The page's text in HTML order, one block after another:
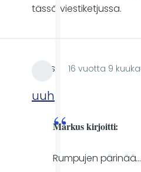
tässä viestiketjussa.
qdes 16 vuotta 9
uuh
Markus kirjoitti:
Rumpujen